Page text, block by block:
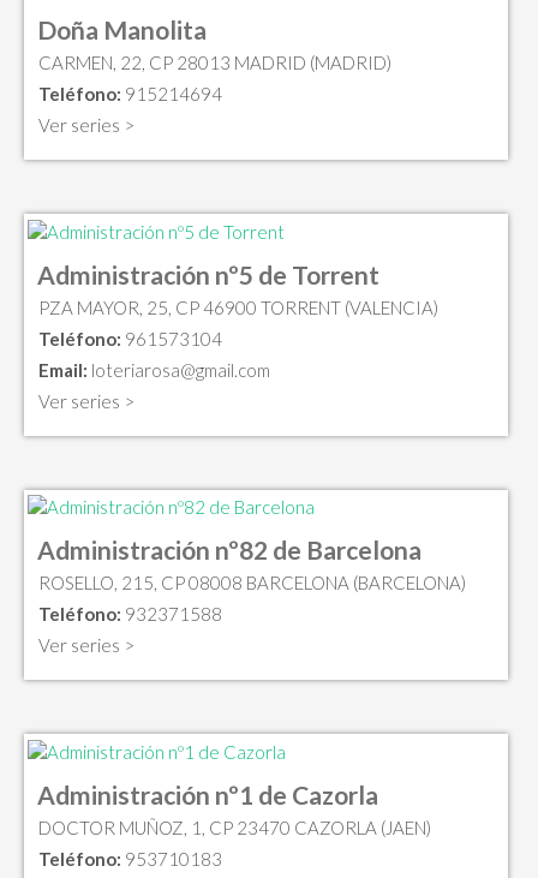
Doña Manolita
CARMEN, 22, CP 28013 MADRID (MADRID)
Teléfono: 915214694
Ver series >
Administración nº5 de Torrent
PZA MAYOR, 25, CP 46900 TORRENT (VALENCIA)
Teléfono: 961573104
Email: loteriarosa@gmail.com
Ver series >
Administración nº82 de Barcelona
ROSELLO, 215, CP 08008 BARCELONA (BARCELONA)
Teléfono: 932371588
Ver series >
Administración nº1 de Cazorla
DOCTOR MUÑOZ, 1, CP 23470 CAZORLA (JAEN)
Teléfono: 953710183